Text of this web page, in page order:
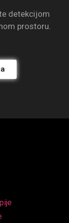
detekcijom
prostoru.